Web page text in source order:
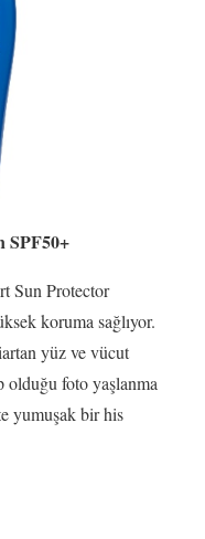
SPF50+
Sun Protector
koruma sağlıyor.
yüz ve vücut
olduğu foto yaşlanma
yumuşak bir his